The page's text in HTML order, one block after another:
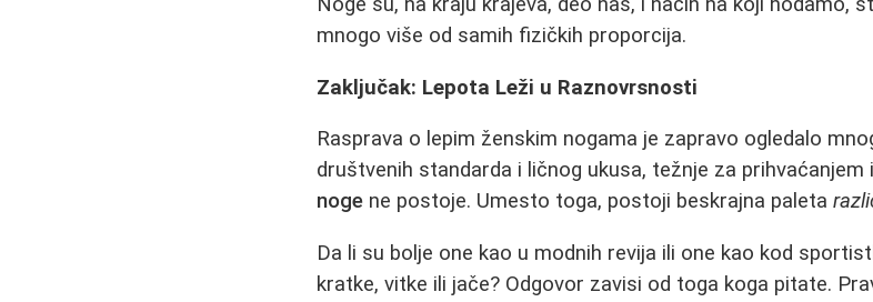
mnogo više od samih fizičkih proporcija.
Zaključak: Lepota Leži u Raznovrsnosti
Rasprava o lepim ženskim nogama je zapravo ogledalo
društvenih standarda i ličnog ukusa, težnje za prihvaćanjem
noge ne postoje. Umesto toga, postoji beskrajna paleta
Da li su bolje one kao u modnih revija ili one kao kod
kratke, vitke ili jače? Odgovor zavisi od toga koga pitate.